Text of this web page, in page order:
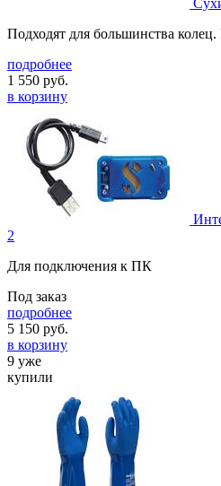
Подходят для большинства
подробнее
1 550 руб.
в корзину
2
Для подключения к ПК
Под заказ
подробнее
5 150 руб.
в корзину
9 уже
купили